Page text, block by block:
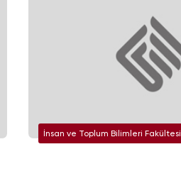
İnsan ve Toplum Bilimleri Fakültesi